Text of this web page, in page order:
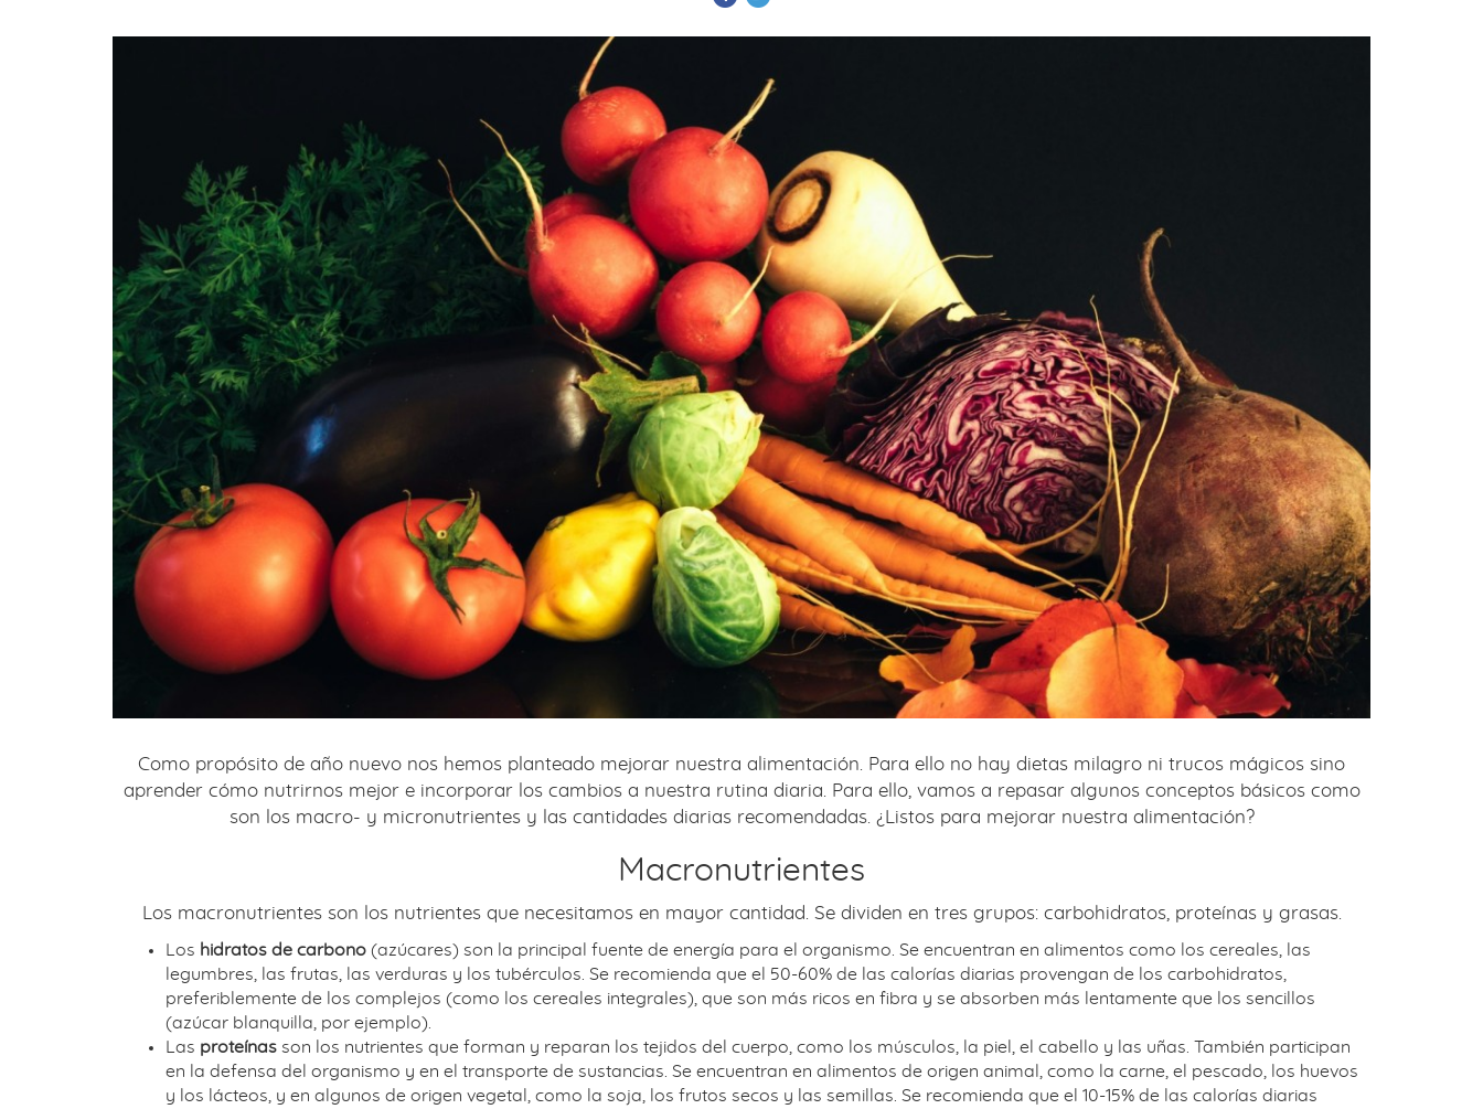
Como propósito de año nuevo nos hemos planteado mejorar nuestra alimentación. Para ello no hay dietas milagro ni trucos mágicos sino
aprender cómo nutrirnos mejor e incorporar los cambios a nuestra rutina diaria. Para ello, vamos a repasar algunos conceptos básicos como
son los macro- y micronutrientes y las cantidades diarias recomendadas. ¿Listos para mejorar nuestra alimentación?
Macronutrientes
Los macronutrientes son los nutrientes que necesitamos en mayor cantidad. Se dividen en tres grupos: carbohidratos, proteínas y grasas.
Los hidratos de carbono (azúcares) son la principal fuente de energía para el organismo. Se encuentran en alimentos como los cereales, las
legumbres, las frutas, las verduras y los tubérculos. Se recomienda que el 50-60% de las calorías diarias provengan de los carbohidratos,
preferiblemente de los complejos (como los cereales integrales), que son más ricos en fibra y se absorben más lentamente que los sencillos
(azúcar blanquilla, por ejemplo).
Las proteínas son los nutrientes que forman y reparan los tejidos del cuerpo, como los músculos, la piel, el cabello y las uñas. También participan
en la defensa del organismo y en el transporte de sustancias. Se encuentran en alimentos de origen animal, como la carne, el pescado, los huevos
y los lácteos, y en algunos de origen vegetal, como la soja, los frutos secos y las semillas. Se recomienda que el 10-15% de las calorías diarias